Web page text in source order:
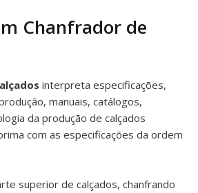
Chanfrador de
interpreta especificações,
manuais, catálogos,
da produção de calçados
com as especificações da ordem
superior de calçados, chanfrando